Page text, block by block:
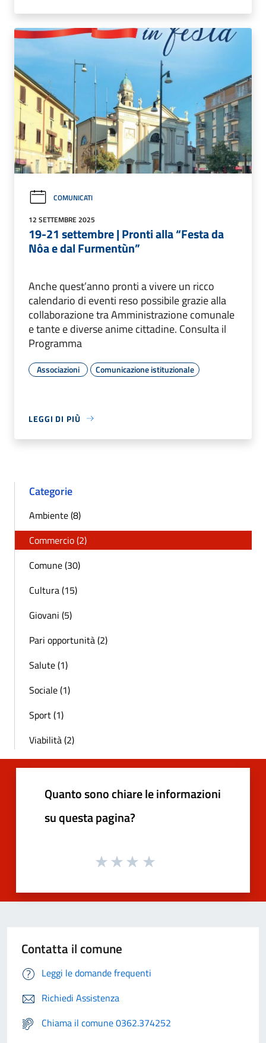
COMUNICATI
12 SETTEMBRE 2025
19-21 settembre | Pronti alla “Festa da
Nôa e dal Furmentùn”
Anche quest’anno pronti a vivere un ricco
calendario di eventi reso possibile grazie alla
collaborazione tra Amministrazione comunale
e tante e diverse anime cittadine. Consulta il
Programma
Associazioni Comunicazione istituzionale
LEGGI DI PIÙ
Categorie
Ambiente (8)
Commercio (2)
Comune (30)
Cultura (15)
Giovani (5)
Pari opportunità (2)
Salute (1)
Sociale (1)
Sport (1)
Viabilità (2)
Quanto sono chiare le informazioni
su questa pagina?
Contatta il comune
Leggi le domande frequenti
Richiedi Assistenza
Chiama il comune 0362.374252